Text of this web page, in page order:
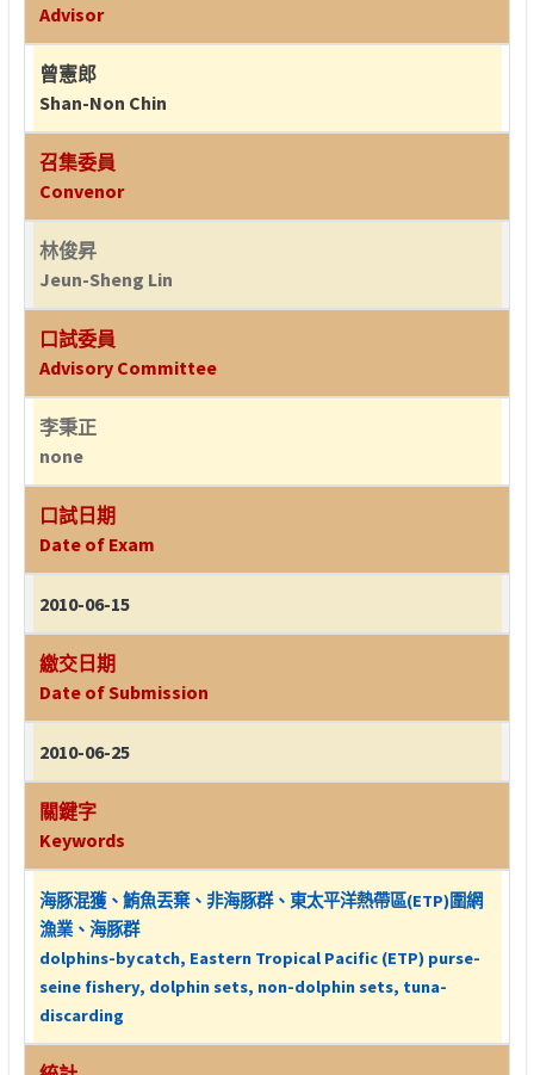
Advisor
曾憲郎
Shan-Non Chin
召集委員
Convenor
林俊昇
Jeun-Sheng Lin
口試委員
Advisory Committee
李秉正
none
口試日期
Date of Exam
2010-06-15
繳交日期
Date of Submission
2010-06-25
關鍵字
Keywords
海豚混獲、鮪魚丟棄、非海豚群、東太平洋熱帶區(ETP)圍網
漁業、海豚群
dolphins-bycatch, Eastern Tropical Pacific (ETP) purse-
seine fishery, dolphin sets, non-dolphin sets, tuna-
discarding